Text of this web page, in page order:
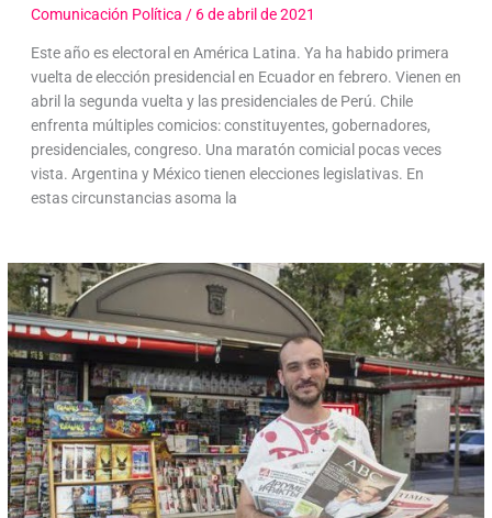
Comunicación Política / 6 de abril de 2021
Este año es electoral en América Latina. Ya ha habido primera
vuelta de elección presidencial en Ecuador en febrero. Vienen en
abril la segunda vuelta y las presidenciales de Perú. Chile
enfrenta múltiples comicios: constituyentes, gobernadores,
presidenciales, congreso. Una maratón comicial pocas veces
vista. Argentina y México tienen elecciones legislativas. En
estas circunstancias asoma la